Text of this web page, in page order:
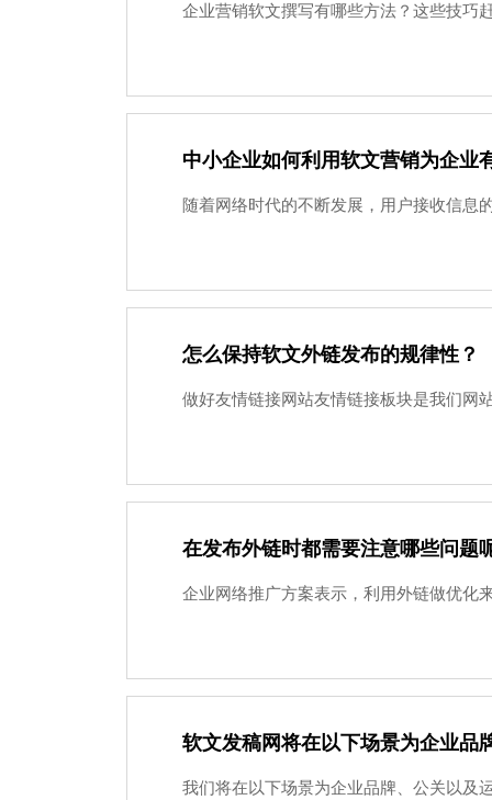
企业营销软文撰写有哪些方法？这些技巧
中小企业如何利用软文营销为企业
随着网络时代的不断发展，用户接收信息
怎么保持软文外链发布的规律性？
做好友情链接网站友情链接板块是我们网
在发布外链时都需要注意哪些问题
企业网络推广方案表示，利用外链做优化
软文发稿网将在以下场景为企业品
我们将在以下场景为企业品牌、公关以及